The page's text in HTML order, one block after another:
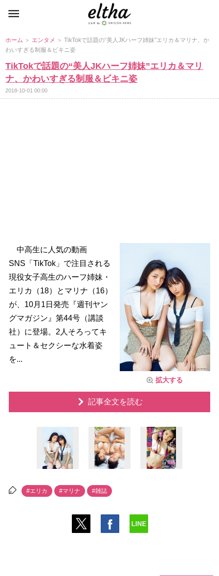
ホーム ＞ エンタメ ＞ TikTokで話題の“美人JKハーフ姉妹”エリカ＆マリナ、か
わいすぎる制服＆ビキニ姿
TikTokで話題の“美人JKハーフ姉妹”エリカ＆マリ
ナ、かわいすぎる制服＆ビキニ姿
2018-10-01 00:00
拡大する
中高生に人気の動画
SNS「TikTok」で注目される
現役女子高生のハーフ姉妹・
エリカ（18）とマリナ（16）
が、10月1日発売『週刊ヤン
グマガジン』第44号（講談
社）に登場。2人そろってキ
ュート＆セクシーな水着姿
を...
記事全文を読む
#エリカ #マリナ #雑誌